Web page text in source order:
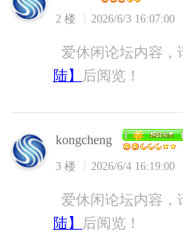
2 楼 2026/6/3 16:07:00
爱休闲论坛内容，
陆】
后阅览！
kongcheng
3 楼 2026/6/4 16:19:00
爱休闲论坛内容，
陆】
后阅览！